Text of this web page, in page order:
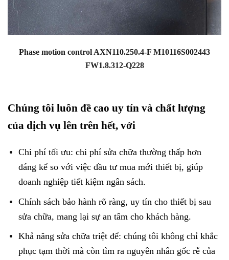
Phase motion control AXN110.250.4-F M10116S002443
FW1.8.312-Q228
Chúng tôi luôn đề cao uy tín và chất lượng
của dịch vụ lên trên hết, với
Chi phí tối ưu: chi phí sửa chữa thường thấp hơn
đáng kể so với việc đầu tư mua mới thiết bị, giúp
doanh nghiệp tiết kiệm ngân sách.
Chính sách bảo hành rõ ràng, uy tín cho thiết bị sau
sửa chữa, mang lại sự an tâm cho khách hàng.
Khả năng sửa chữa triệt để: chúng tôi không chỉ khắc
phục tạm thời mà còn tìm ra nguyên nhân gốc rễ của